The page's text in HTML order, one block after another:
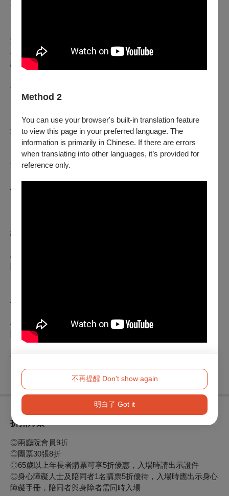
Method 2
You can use your browser's built-in translation feature
to view this page in your preferred language. The
information is primarily in Chinese. If there are errors
when translating into other languages, it’s provided for
reference only.
不再提醒 Don't show again
明白了 Got it
會策劃與跨領域合作，持續拓展古典吉他的藝術邊界與影響
力。
演出曲目：
John Dowland｜Sir John Smith, His Almain
約翰·道蘭：《約翰·史密斯爵士的阿爾曼舞曲》
J. S. Bach｜Prelude, Fugue, and Allegro, BWV 998
巴赫：《前奏曲、賦格與快板》，作品編號 BWV 998
Dionisio Aguado｜Introduction and Rondo No. 2
迪奧尼西奧·阿瓜多：《序奏與迴旋曲 第二號》
Francisco Tárrega｜Fantasia sobre motivos de La Traviata
法朗西斯科·塔雷加：《茶花女主題幻想曲》
Agustín Barrios Mangoré｜
奧古斯汀·巴里奧斯：《森林之夢》
Heitor Villa-Lobos｜
維拉-羅伯斯：《就羅舞曲 第一號》
Arnaud Dumond｜
阿諾·杜蒙：《向拉威爾致敬》
Marco Pereira｜
馬可·佩雷拉 : 《雙腿纏繞 》
Astor Piazzolla｜Invierno Porteño
阿斯托 皮亞佐拉：布宜諾斯艾利斯之冬
Cacho Tirao｜Milonga de Don Taco
卡喬·提勞：《唐·塔克的米隆加》
折扣方案
◎兩廳院會員9折
◎團票30張8折
◎65歲以上年長者購票可享5折優惠，入場時請出示證件
◎身心障礙人士及陪同者1名購票5折優待，入場時應出示身心
障礙手冊，陪同者與身障者需同時入場